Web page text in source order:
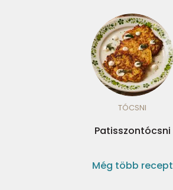
TÓCSNI
Patisszontócsni
Még több recept